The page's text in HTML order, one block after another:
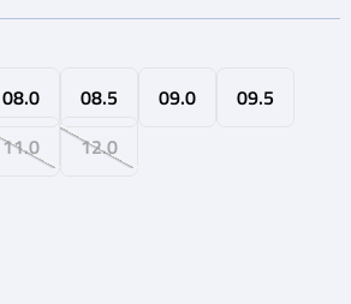
08.0 08.5 09.0
09.5
11.0 12.0